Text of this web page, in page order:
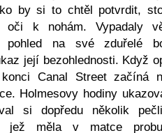
by si to chtěl potvrdit,
oči k nohám. Vypadaly
pohled na své zduřelé
její bezohlednosti. Když
Canal Street začíná
Holmesovy hodiny
si dopředu několik
jež měla v matce